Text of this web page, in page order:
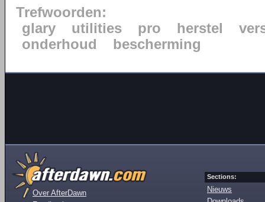
Trefwoorden:
glary
utilities pro herstel
onderhoud
bescherming
Over AfterDawn
Sections:
Nieuws